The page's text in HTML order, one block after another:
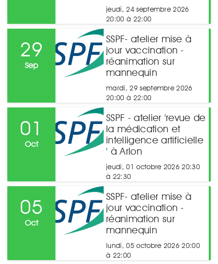
jeudi, 24 septembre 2026
20:00 à 22:00
29
Sep
SSPF- atelier mise à
jour vaccination -
réanimation sur
mannequin
mardi, 29 septembre 2026
20:00 à 22:00
01
Oct
SSPF - atelier 'revue de
la médication et
intelligence artificielle
' à Arlon
jeudi, 01 octobre 2026 20:30
à 22:30
05
Oct
SSPF- atelier mise à
jour vaccination -
réanimation sur
mannequin
lundi, 05 octobre 2026 20:00
à 22:00